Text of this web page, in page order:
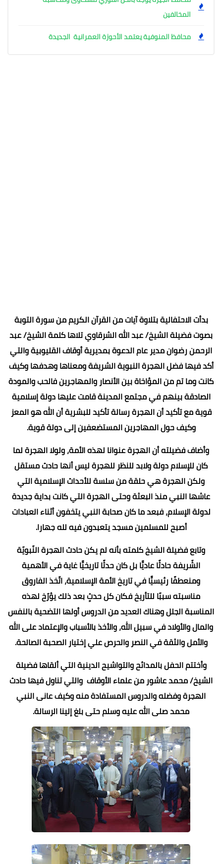
المخالفين
محافظ المنوفية يعتمد الأحوزة العمرانية الجديدة
بدأت الاحتفالية بتلاوة آيات من القرآن الكريم من سورة التوبة
بصوت فضيلة الشيخ/ عبد الله الشرقاوي تلاها كلمة الشيخ/ عبد
الرحمن رضوان مدير عام الدعوة بمديرية أوقاف القليوبية والتي
أكد فيها فضل الهجرة النبوية الشريفة ومعناها وهدفها وكيف
كانت وما تم من المؤاخاة بين الأنصار والمهاجرين فالحب والمودة
الصادقة بينهم في مجتمع المدينة قامت عليها دولة إسلامية
قوية مع تأكيد أن الهجرة رسالة تأكيد للبشرية أن الله هو المعز
وكيف حول المهاجرين المستضعفين إلى دولة قوية.
وأضاف فضيلته أن الهجرة عنوانا لهذه الأمة، ولولا الهجرة لما
كان للإسلام دولة ولابد للنظر للهجرة ليس أنها حادث مستقل
ولكن الهجرة هي حلقة من سلسة للأحداث الإسلامية التي
عاشها النبي منذ البعثة وحتى الهجرة التي كانت بداية جديدة
لدولة الإسلام، فبعد ما كان صحابة النبي يتخفون أثناء العبادات
أصبح للمسلمين مسجد يتعبدون فيه لله جهارا.
وتابع فضيلة الشيخ كلمته بأنه لم يكن حادث الهجرة النّبويّة
الشّريفة حادثًا عاديًّا بل كان حدثًا تاريخيًّا غاية في الأهمية
ومنعطفًا رئيسيًّا في تاريخ الأمة الإسلامية، اتّخذ الفاروق
مناسبته سببًا للتأريخ فكان كل حدثٍ بعد ذلك يؤرّخ لهذه
المناسبة الجلل وهناك العديد من الدروس أولها التضحية بالنفس
والمال والأولاد في سبيل الله، والأخذ بالأسباب والإعتماد على الله
والأمل والثقة في النصر والحرص علي إختيار الصحبة الصالحة.
وأختتم الحفل بالمدائح والتواشيح الدينية التي ألقاها فضيلة
الشيخ/ محمد عاشور من علماء الأوقاف والتي تناول فيها حادث
الهجرة وفضله والدروس المستفادة منه وكيف عانى النبي
محمد صلى الله عليه وسلم حتى بلغ إلينا الرسالة.